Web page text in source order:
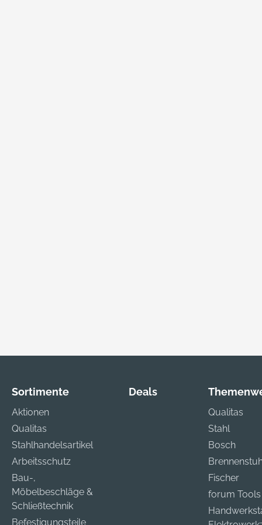
Sortimente
Aktionen
Qualitas
Stahlhandelsartikel
Arbeitsschutz
Bau-,
Möbelbeschläge &
Schließtechnik
Befestigungsteile
Deals
Qualitas
Stahl
Bosch
Fischer
forum Tools